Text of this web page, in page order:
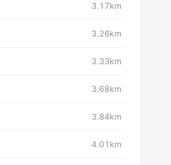
3.17km
3.26km
3.33km
3.68km
3.84km
4.01km